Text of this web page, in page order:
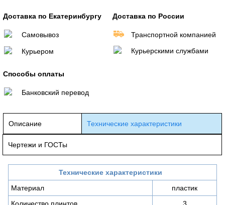
Доставка по Екатеринбургу
Самовывоз
Курьером
Доставка по России
Транспортной компанией
Курьерскими службами
Способы оплаты
Банковский перевод
Описание Технические характеристики
Чертежи и ГОСТы
Технические характеристики
Материал
пластик